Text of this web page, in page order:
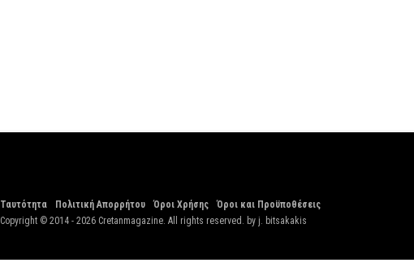
Ταυτότητα Πολιτική Απορρήτου Όροι Χρήσης
Όροι και Προϋποθέσεις
Copyright © 2014 - 2026 Cretanmagazine. All rights reserved. by j. bitsakakis